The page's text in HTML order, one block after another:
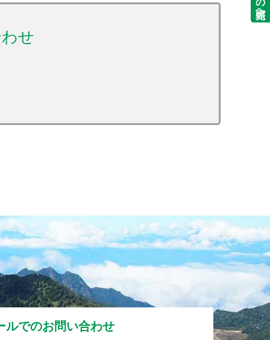
ルでのお問い合わせ